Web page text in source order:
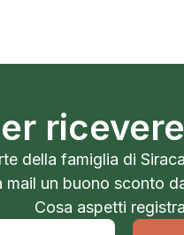
della famiglia di
mail un buono sconto
Cosa aspetti